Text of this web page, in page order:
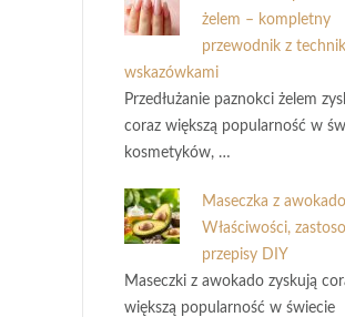
żelem – kompletny
przewodnik z
wskazówkami
Przedłużanie paznokci żelem
coraz większą popularność w
kosmetyków, …
Maseczka z
Właściwości,
przepisy DIY
Maseczki z awokado zyskują
większą popularność w świecie